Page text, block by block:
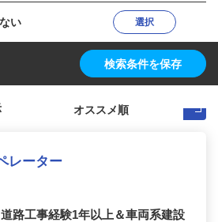
い 選択
検索条件を保存
レーター
路工事経験1年以上＆車両系建設